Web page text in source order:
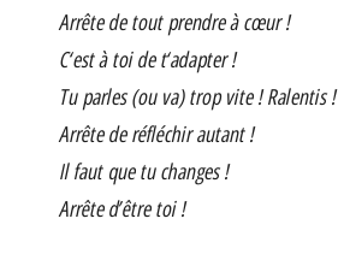
Arrête de tout prendre à cœur !
C‘est à toi de t‘adapter !
Tu parles (ou va) trop vite ! Ralentis !
Arrête de réfléchir autant !
Il faut que tu changes !
Arrête d’être toi !